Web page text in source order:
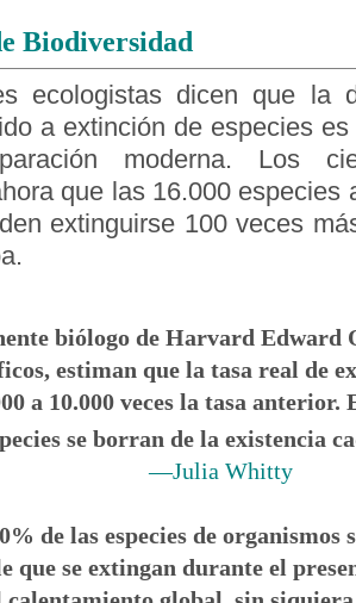
Biodiversidad
ecologistas dicen que la
a extinción de especies
moderna. Los
que las 16.000 especies
extinguirse 100 veces
biólogo de Harvard Edward
estiman que la tasa real de
a 10.000 veces la tasa anterior.
se borran de la existencia
—Julia Whitty
de las especies de organismos
que se extingan durante el